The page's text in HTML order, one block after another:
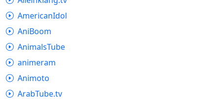
AmericanIdol
AniBoom
AnimalsTube
animeram
Animoto
ArabTube.tv